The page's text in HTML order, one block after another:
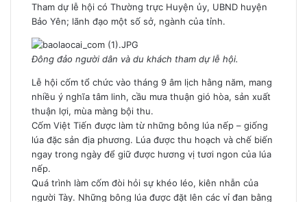
Tham dự lễ hội có Thường trực Huyện ủy, UBND huyện
Bảo Yên; lãnh đạo một số sở, ngành của tỉnh.
Đông đảo người dân và du khách tham dự lễ hội.
Lễ hội cốm tổ chức vào tháng 9 âm lịch hằng năm, mang
nhiều ý nghĩa tâm linh, cầu mưa thuận gió hòa, sản xuất
thuận lợi, mùa màng bội thu.
Cốm Việt Tiến được làm từ những bông lúa nếp – giống
lúa đặc sản địa phương. Lúa được thu hoạch và chế biến
ngay trong ngày để giữ được hương vị tươi ngon của lúa
nếp.
Quá trình làm cốm đòi hỏi sự khéo léo, kiên nhẫn của
người Tày. Những bông lúa được đặt lên các vỉ đan bằng